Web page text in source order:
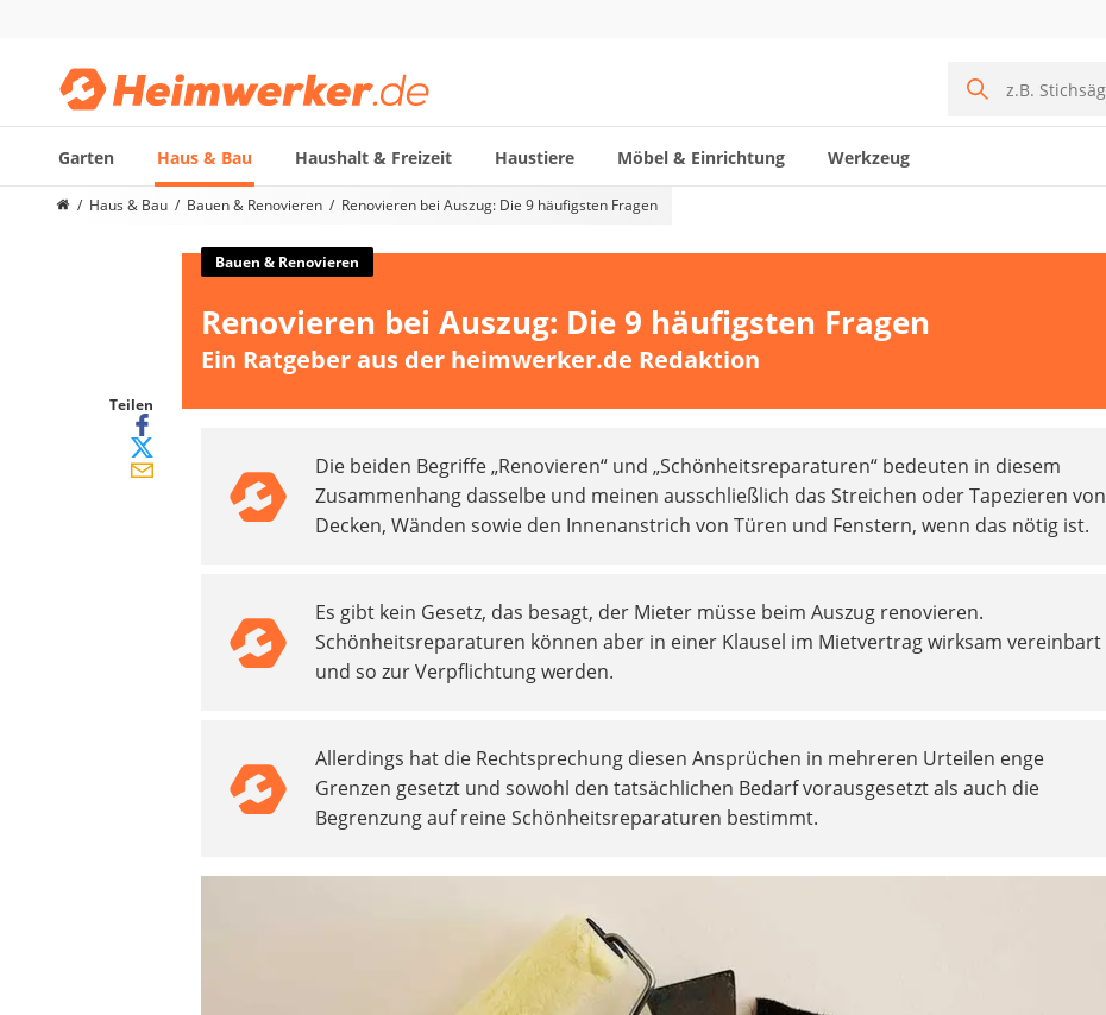
Garten Haus & Bau Haushalt & Freizeit Haustiere Möbel & Einrichtung Werkzeug
Die beliebtesten Vergleiche nach Kategorie
Außenleuchte mit Kamera
Smart-Home-Rauchmelder
Überwachungskameras außen
Regendusche
Reizstromgerät
Infrarot-Thermometer
Fensterkontaktschalter
Haus & Bau Bauen & Renovieren Renovieren bei Auszug: Die 9 häufigsten Fragen
Teilen
Bauen & Renovieren
Renovieren bei Auszug: Die 9 häufigsten Fragen
Ein Ratgeber aus der heimwerker.de Redaktion
Die beiden Begriffe „Renovieren“ und „Schönheitsreparaturen“ bedeuten in diesem
Zusammenhang dasselbe und meinen ausschließlich das Streichen oder Tapezieren von
Decken, Wänden sowie den Innenanstrich von Türen und Fenstern, wenn das nötig ist.
Es gibt kein Gesetz, das besagt, der Mieter müsse beim Auszug renovieren.
Schönheitsreparaturen können aber in einer Klausel im Mietvertrag wirksam vereinbart
und so zur Verpflichtung werden.
Allerdings hat die Rechtsprechung diesen Ansprüchen in mehreren Urteilen enge
Grenzen gesetzt und sowohl den tatsächlichen Bedarf vorausgesetzt als auch die
Begrenzung auf reine Schönheitsreparaturen bestimmt.